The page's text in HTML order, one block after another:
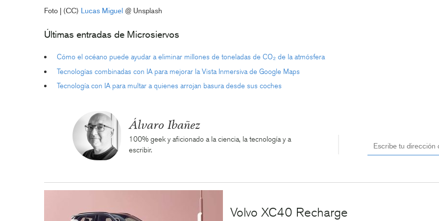
Foto | (CC) Lucas Miguel@ Unsplash
Últimas entradas de Microsiervos
Cómo el océano puede ayudar a eliminar millones de toneladas de CO₂ de la atmósfera
Tecnologías combinadas con IA para mejorar la Vista Inmersiva de Google Maps
Tecnología con IA para multar a quienes arrojan basura desde sus coches
Álvaro Ibañez
100% geek y aficionado a la ciencia, la tecnología y a
escribir.
Volvo XC40 Recharge